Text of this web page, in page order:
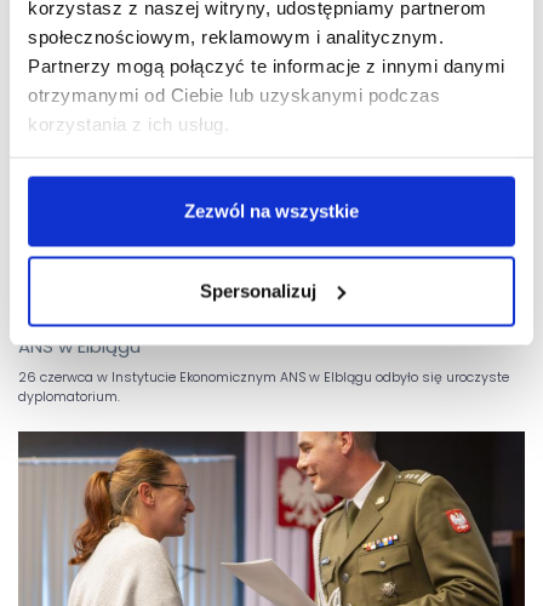
korzystasz z naszej witryny, udostępniamy partnerom
społecznościowym, reklamowym i analitycznym.
Partnerzy mogą połączyć te informacje z innymi danymi
otrzymanymi od Ciebie lub uzyskanymi podczas
korzystania z ich usług.
Zezwól na wszystkie
Spersonalizuj
Uroczyste dyplomatorium w Instytucie Ekonomicznym
ANS w Elblągu
26 czerwca w Instytucie Ekonomicznym ANS w Elblągu odbyło się uroczyste
dyplomatorium.